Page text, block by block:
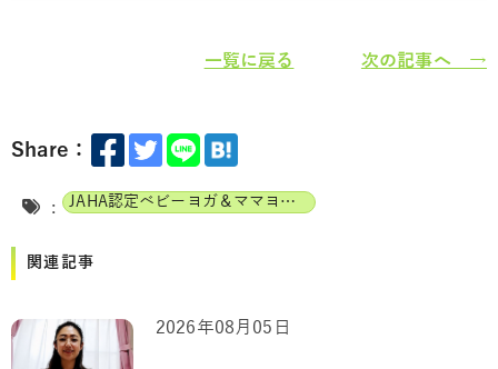
一覧に戻る 次の記事へ →
Share：
: JAHA認定ベビーヨガ＆ママヨガインストラクター
関連記事
2026年08月05日